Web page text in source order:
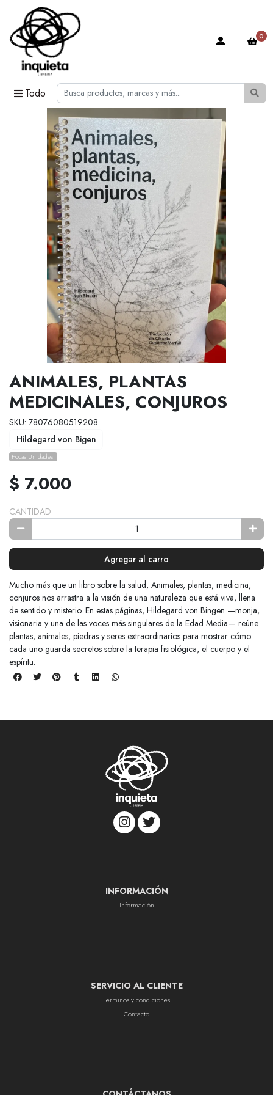
Todo
0
ANIMALES, PLANTAS
MEDICINALES, CONJUROS
SKU: 78076080519208
Hildegard von Bigen
Pocas Unidades.
$ 7.000
CANTIDAD
Agregar al carro
Mucho más que un libro sobre la salud, Animales, plantas, medicina,
conjuros nos arrastra a la visión de una naturaleza que está viva, llena
de sentido y misterio. En estas páginas, Hildegard von Bingen —monja,
visionaria y una de las voces más singulares de la Edad Media— reúne
plantas, animales, piedras y seres extraordinarios para mostrar cómo
cada uno guarda secretos sobre la terapia fisiológica, el cuerpo y el
espíritu.
INFORMACIÓN
Información
SERVICIO AL CLIENTE
Terminos y condiciones
Contacto